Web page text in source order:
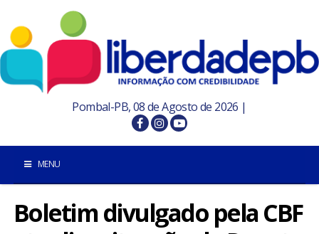
Pombal-PB, 08 de Agosto de 2026 |
MENU
INÍCIO
Boletim divulgado pela CBF